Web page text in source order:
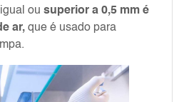
ou superior a 0,5 mm é
ar, que é usado para